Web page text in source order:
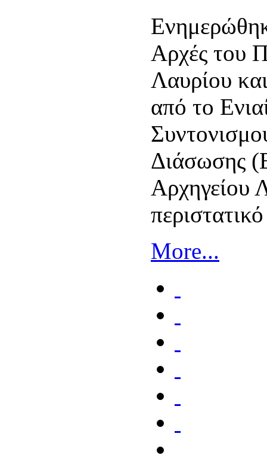
Αρχές του
Λαυρίου
από το
Διάσωσης
More...